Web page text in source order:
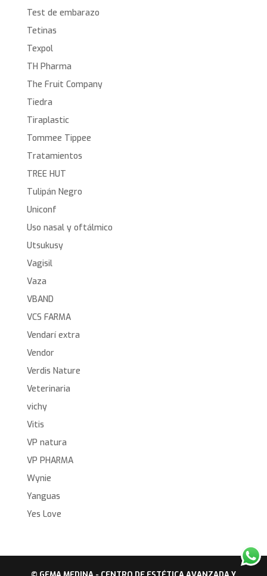
Test de embarazo
Tetinas
Texpol
TH Pharma
The Fruit Company
Tiedra
Tiraplastic
Tommee Tippee
Tratamientos
TREE HUT
Tulipán Negro
Uniconf
Uso nasal y oftálmico
Utsukusy
Vagisil
Vaza
VBAND
VCS FARMA
Vendarí extra
Vendor
Verdis Nature
Veterinaria
vichy
Vitis
VP natura
VP PHARMA
Wynie
Yanguas
Yes Love